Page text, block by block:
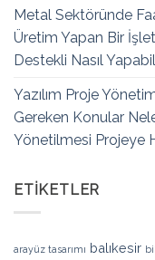
Metal Sektöründe
Üretim Yapan Bir
Destekli Nasıl
Yazılım Proje
Gereken Konular
Yönetilmesi Projeye
ETIKETLER
arayüz tasarımı balıkesir